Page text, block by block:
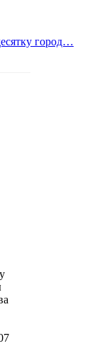
город…